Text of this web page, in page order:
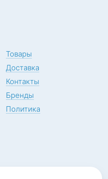
Товары
Доставка
Контакты
Бренды
Политика